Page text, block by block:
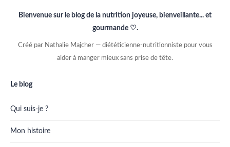
Bienvenue sur le blog de la nutrition joyeuse, bienveillante... et
gourmande ♡.
Créé par Nathalie Majcher — diététicienne-nutritionniste pour vous
aider à manger mieux sans prise de tête.
Le blog
Qui suis-je ?
Mon histoire